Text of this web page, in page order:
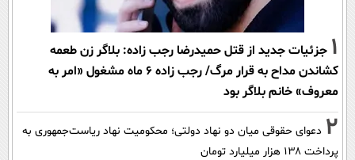
1 جزئیات جدید از قتل حمیدرضا رجب زاده: بلاگر زن طعمه
کشاندن مداح به قرار مرگ/ رجب زاده 6 ماه مشغول «امر به
معروف» خانم بلاگر بود
2 دعوای حقوقی میان دو نهاد دولتی؛ محکومیت نهاد ریاست‌جمهوری به
پرداخت ۱۳۸ هزار میلیارد تومان